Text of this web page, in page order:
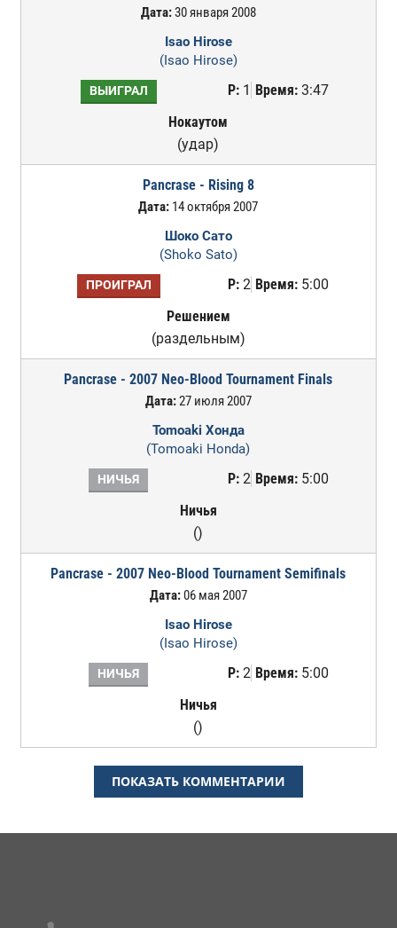
Дата:30 января 2008
Isao Hirose
(Isao Hirose)
ВЫИГРАЛ Р:1 Время:3:47
Нокаутом
(удар)
Pancrase - Rising 8
Дата: 14 октября 2007
Шоко Сато
(Shoko Sato)
ПРОИГРАЛ Р:2 Время:5:00
Решением
(раздельным)
Pancrase - 2007 Neo-Blood Tournament Finals
Дата:27 июля 2007
Tomoaki Хонда
(Tomoaki Honda)
НИЧЬЯ Р:2 Время:5:00
Ничья
()
Pancrase - 2007 Neo-Blood Tournament Semifinals
Дата:06 мая 2007
Isao Hirose
(Isao Hirose)
НИЧЬЯ Р:2 Время:5:00
Ничья
()
ПОКАЗАТЬ КОММЕНТАРИИ